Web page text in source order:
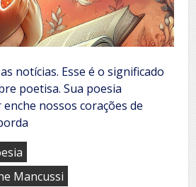
notícias. Esse é o significado
poetisa. Sua poesia
nossos corações de
Mancussi